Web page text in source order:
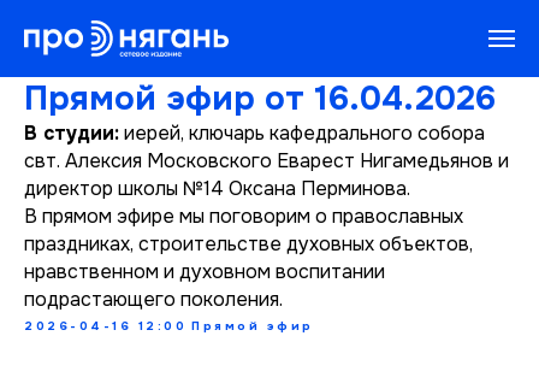
Прямой эфир от 16.04.2026
В студии:иерей, ключарь кафедрального собора
свт. Алексия Московского Еварест Нигамедьянов и
директор школы №14 Оксана Перминова.
В прямом эфире мы поговорим о православных
праздниках, строительстве духовных объектов,
нравственном и духовном воспитании
подрастающего поколения.
2026-04-16 12:00 Прямой эфир